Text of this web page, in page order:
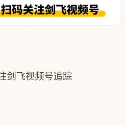
剑飞视频号追踪